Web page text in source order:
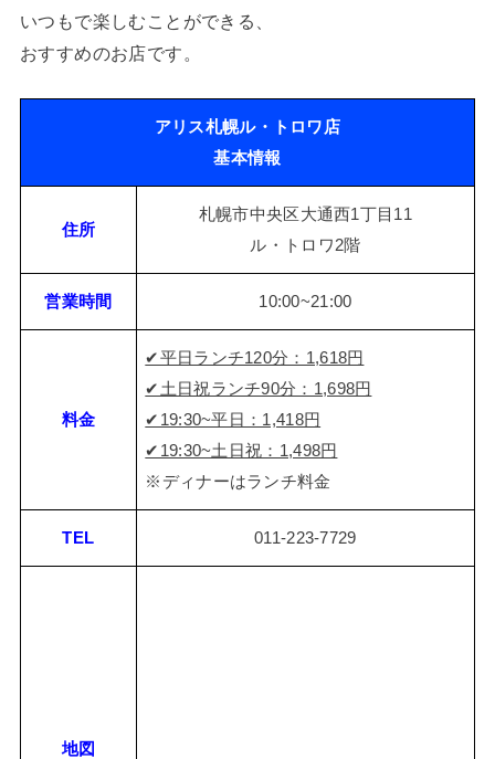
いつもで楽しむことができる、
おすすめのお店です。
アリス札幌ル・トロワ店
基本情報
住所
札幌市中央区大通西1丁目11
ル・トロワ2階
営業時間 10:00~21:00
料金
✔︎平日ランチ120分：1,618円
✔︎土日祝ランチ90分：1,698円
✔︎19:30~平日：1,418円
✔︎19:30~土日祝：1,498円
※ディナーはランチ料金
TEL 011-223-7729
地図